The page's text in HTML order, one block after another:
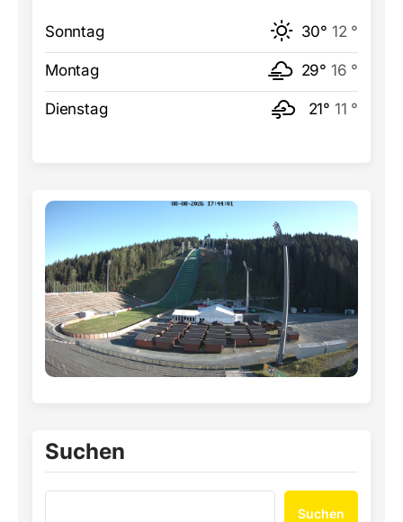
Sonntag 30° 12 °
Montag 29° 16 °
Dienstag 21° 11 °
Suchen
Suchen